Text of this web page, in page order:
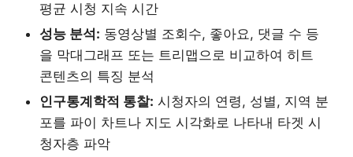
평균 시청 지속 시간
성능 분석: 동영상별 조회수, 좋아요, 댓글 수 등
을 막대그래프 또는 트리맵으로 비교하여 히트
콘텐츠의 특징 분석
인구통계학적 통찰: 시청자의 연령, 성별, 지역 분
포를 파이 차트나 지도 시각화로 나타내 타겟 시
청자층 파악